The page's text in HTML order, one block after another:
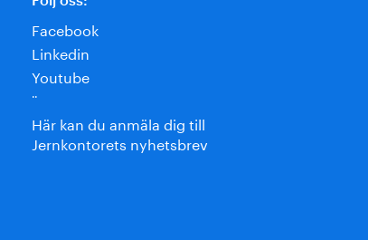
Facebook
Linkedin
Youtube
¨
Här kan du anmäla dig till
Jernkontorets nyhetsbrev